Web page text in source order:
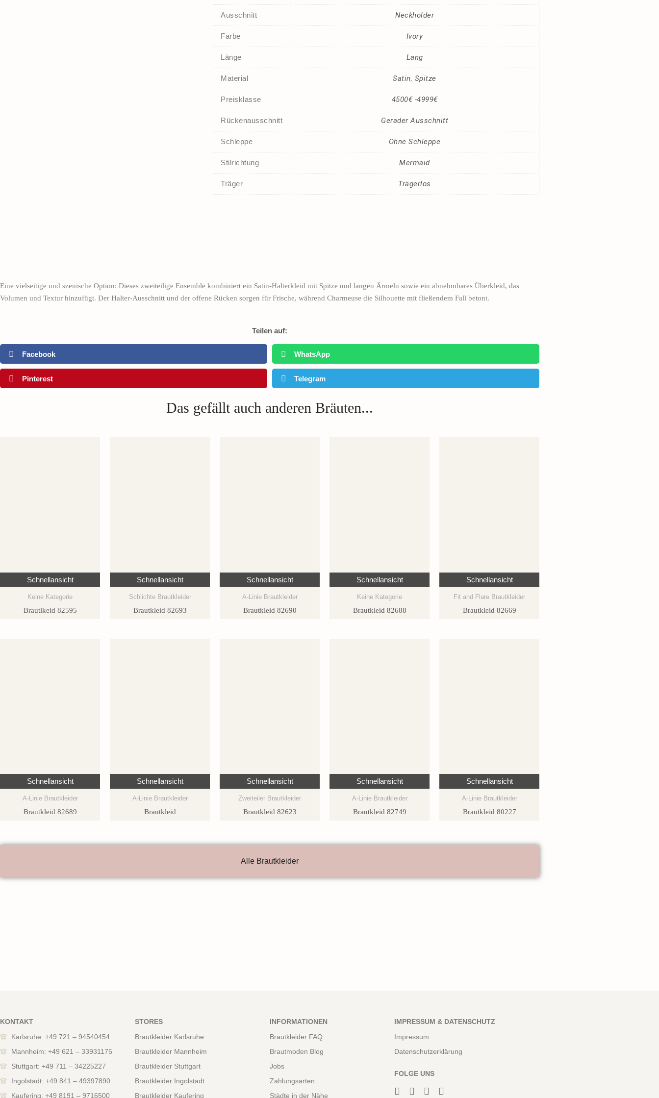
Ausschnitt Neckholder
Farbe Ivory
Länge Lang
Material Satin, Spitze
Preisklasse 4500€ -4999€
Rückenausschnitt Gerader Ausschnitt
Schleppe Ohne Schleppe
Stilrichtung Mermaid
Träger Trägerlos
Eine vielseitige und szenische Option: Dieses zweiteilige Ensemble kombiniert ein Satin-Halterkleid mit Spitze und langen Ärmeln sowie ein abnehmbares Überkleid, das
Volumen und Textur hinzufügt. Der Halter-Ausschnitt und der offene Rücken sorgen für Frische, während Charmeuse die Silhouette mit fließendem Fall betont.
Teilen auf:
Facebook WhatsApp
Pinterest Telegram
Das gefällt auch anderen Bräuten...
Schnellansicht
Keine Kategorie
Brautlkeid 82595
Schnellansicht
Schlichte Brautkleider
Brautkleid 82693
Schnellansicht
A-Linie Brautkleider
Brautkleid 82690
Schnellansicht
Keine Kategorie
Brautkleid 82688
Schnellansicht
Fit and Flare Brautkleider
Brautkleid 82669
Schnellansicht
A-Linie Brautkleider
Brautkleid 82689
Schnellansicht
A-Linie Brautkleider
Brautkleid
Schnellansicht
Zweiteiler Brautkleider
Brautkleid 82623
Schnellansicht
A-Linie Brautkleider
Brautkleid 82749
Schnellansicht
A-Linie Brautkleider
Brautkleid 80227
Alle Brautkleider
KONTAKT
Karlsruhe: +49 721 – 94540454
Mannheim: +49 621 – 33931175
Stuttgart: +49 711 – 34225227
Ingolstadt: +49 841 – 49397890
Kaufering: +49 8191 – 9716500
STORES
Brautkleider Karlsruhe
Brautkleider Mannheim
Brautkleider Stuttgart
Brautkleider Ingolstadt
Brautkleider Kaufering
INFORMATIONEN
Brautkleider FAQ
Brautmoden Blog
Jobs
Zahlungsarten
Städte in der Nähe
IMPRESSUM & DATENSCHUTZ
Impressum
Datenschutzerklärung
FOLGE UNS